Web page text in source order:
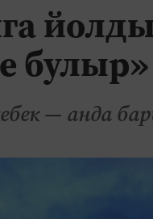
булыр»
— анда